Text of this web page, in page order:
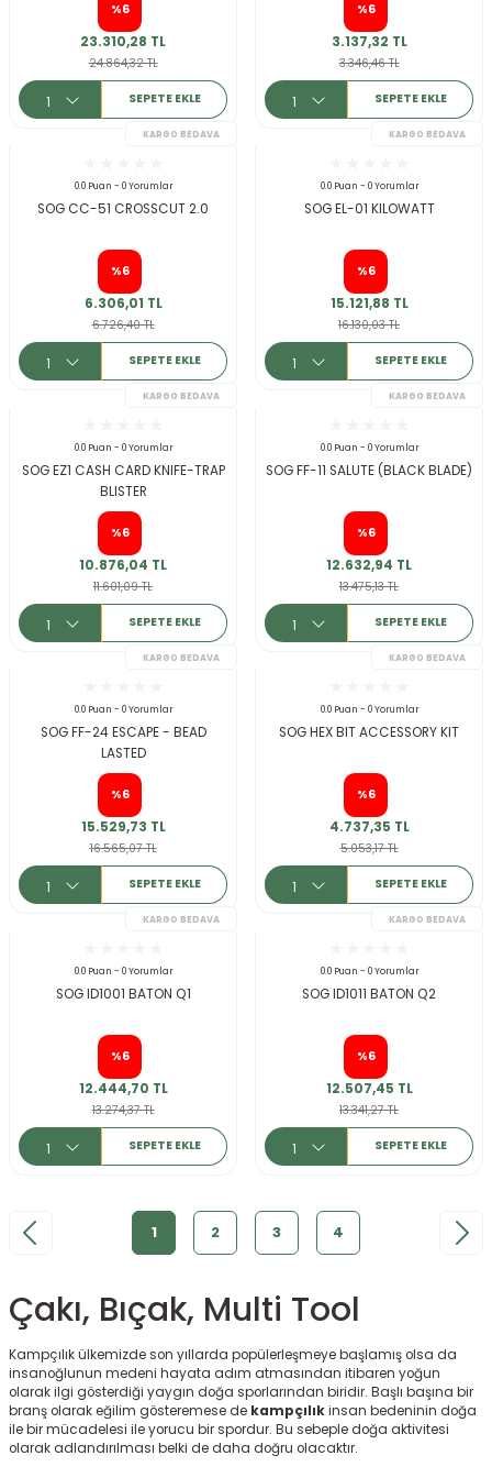
%6
23.310,28 TL
24.864,32 TL
SEPETE EKLE
%6
3.137,32 TL
3.346,46 TL
SEPETE EKLE
KARGO BEDAVA
0.0 Puan - 0 Yorumlar
SOG CC-51 CROSSCUT 2.0
%6
6.306,01 TL
6.726,40 TL
SEPETE EKLE
0.0 Puan - 0 Yorumlar
SOG EL-01 KILOWATT
%6
15.121,88 TL
16.130,03 TL
SEPETE EKLE
KARGO BEDAVA
0.0 Puan - 0 Yorumlar
SOG EZ1 CASH CARD KNIFE-TRAP
BLISTER
%6
10.876,04 TL
11.601,09 TL
SEPETE EKLE
0.0 Puan - 0 Yorumlar
SOG FF-11 SALUTE (BLACK BLADE)
%6
12.632,94 TL
13.475,13 TL
SEPETE EKLE
0.0 Puan - 0 Yorumlar
SOG FF-24 ESCAPE - BEAD
LASTED
%6
15.529,73 TL
16.565,07 TL
SEPETE EKLE
0.0 Puan - 0 Yorumlar
SOG HEX BIT ACCESSORY KIT
%6
4.737,35 TL
5.053,17 TL
SEPETE EKLE
0.0 Puan - 0 Yorumlar
SOG ID1001 BATON Q1
%6
12.444,70 TL
13.274,37 TL
SEPETE EKLE
0.0 Puan - 0 Yorumlar
SOG ID1011 BATON Q2
%6
12.507,45 TL
13.341,27 TL
SEPETE EKLE
1 2 3 4
Çakı, Bıçak, Multi Tool
Kampçılık ülkemizde son yıllarda popülerleşmeye başlamış olsa da
insanoğlunun medeni hayata adım atmasından itibaren yoğun
olarak ilgi gösterdiği yaygın doğa sporlarından biridir. Başlı başına bir
branş olarak eğilim gösteremese de kampçılıkinsan bedeninin doğa
ile bir mücadelesi ile yorucu bir spordur. Bu sebeple doğa aktivitesi
olarak adlandırılması belki de daha doğru olacaktır.